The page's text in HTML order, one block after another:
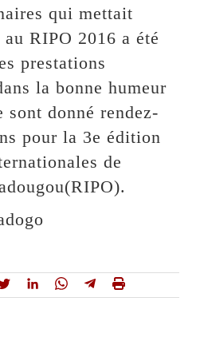
qui mettait
RIPO 2016 a été
prestations
la bonne humeur
sont donné rendez-
pour la 3e édition
de